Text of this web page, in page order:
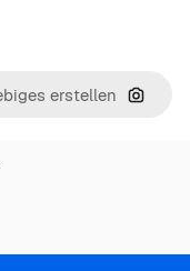
Nach